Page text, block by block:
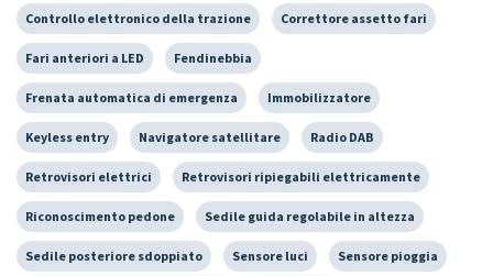
Controllo elettronico della trazione Correttore assetto fari
Fari anteriori a LED Fendinebbia
Frenata automatica di emergenza Immobilizzatore
Keyless entry Navigatore satellitare Radio DAB
Retrovisori elettrici Retrovisori ripiegabili elettricamente
Riconoscimento pedone Sedile guida regolabile in altezza
Sedile posteriore sdoppiato Sensore luci Sensore pioggia